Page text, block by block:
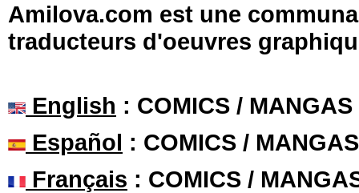
Amilova.com est une
traducteurs d'oeuvres
English : COMICS /
Español : COMICS /
Français : COMICS /